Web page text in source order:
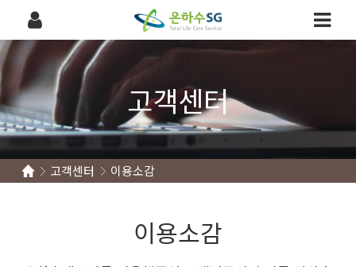
고객센터
고객센터 이용소감
이용소감